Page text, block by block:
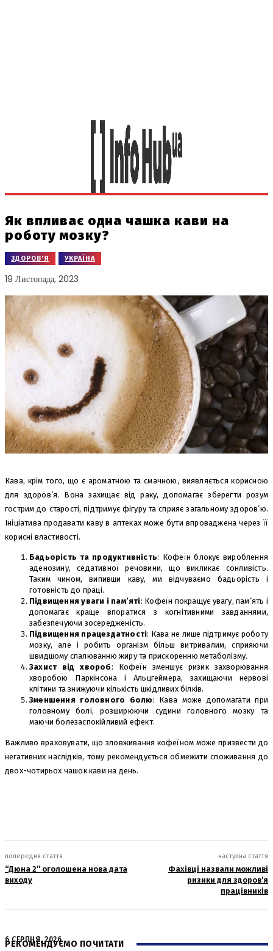
Як впливає одна чашка кави на
роботу мозку?
ЗДОРОВ'Я УКРАЇНА
19 Листопада, 2023
Кава, крім того, що є ароматною та смачною, виявляється корисною
для здоров’я. Вона захищає від раку, допомагає зберегти розум
гострим до старості, підтримує фігуру та сприяє загальному здоров’ю.
Ініціатива продавати каву в аптеках може бути впроваджена через її
корисні властивості.
Бадьорість та продуктивність: Кофеїн блокує вироблення
аденозину, седативної речовини, що викликає сонливість.
Таким чином, випивши каву, ми відчуваємо бадьорість і
готовність до праці.
Підвищення уваги і пам’яті: Кофеїн покращує увагу, пам’ять і
допомагає краще впоратися з когнітивними завданнями,
забезпечуючи зосередженість.
Підвищення працездатності: Кава не лише підтримує роботу
мозку, але і робить організм більш витривалим, сприяючи
швидшому спалюванню жиру та прискоренню метаболізму.
Захист від хвороб: Кофеїн зменшує ризик захворювання
хворобою Паркінсона і Альцгеймера, захищаючи нервові
клітини та знижуючи кількість шкідливих білків.
Зменшення головного болю: Кава може допомагати при
головному болі, розширюючи судини головного мозку та
маючи болезаспокійливий ефект.
Важливо враховувати, що зловживання кофеїном може призвести до
негативних наслідків, тому рекомендується обмежити споживання до
двох-чотирьох чашок кави на день.
попередня стаття
“Дюна 2” оголошена нова дата
виходу
наступна стаття
Фахівці назвали можливі
ризики для здоров’я
працівників
РЕКОМЕНДУЄМО ПОЧИТАТИ
6 СЕРПНЯ, 2026